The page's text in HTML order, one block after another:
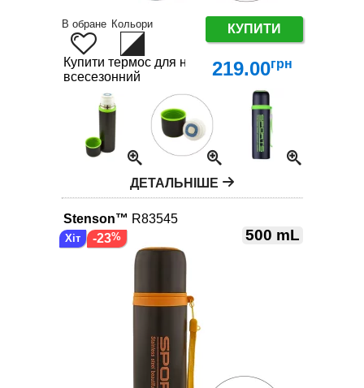
В обране Кольори КУПИТИ
Купити термос для напоїв – гарячий чай і
всесезонний
219.00грн
ДЕТАЛЬНІШЕ
Stenson™ R83545
500 mL
-23